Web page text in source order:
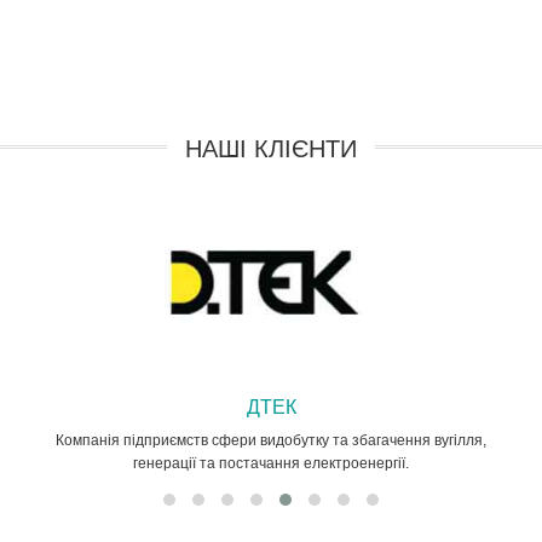
НАШІ КЛІЄНТИ
ДТЕК
Компанія підприємств сфери видобутку та збагачення вугілля,
генерації та постачання електроенергії.